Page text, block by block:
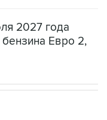
2027 года
Евро 2,